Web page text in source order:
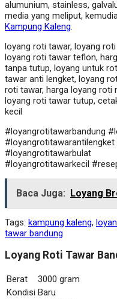
alumunium, stainless,
media yang meliput,
Kampung Kaleng
loyang roti tawar, loyang
loyang roti tawar teflon,
tanpa tutup, loyang untuk
tawar anti lengket, loyang
roti tawar, harga loyang roti
loyang roti tawar tutup,
kecil
#loyangrotitawarbandung
#loyangrotitawarbulat
#loyangrotitawarkecil
Baca Juga: Loyang
Tags: kampung kaleng,
tawar bandung
Loyang Roti Tawar
Berat
3000 gram
Kondisi Baru